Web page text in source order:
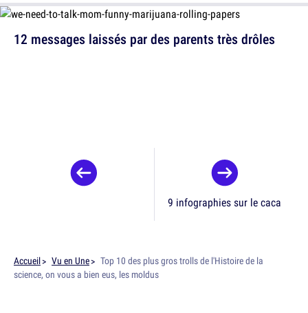
12 messages laissés par des parents très drôles
9 infographies sur le caca
Accueil Vu en Une
Top 10 des plus gros trolls de l'Histoire de la
science, on vous a bien eus, les moldus